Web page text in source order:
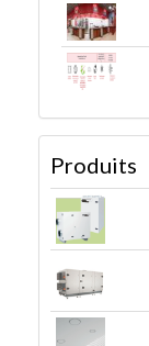
Produits